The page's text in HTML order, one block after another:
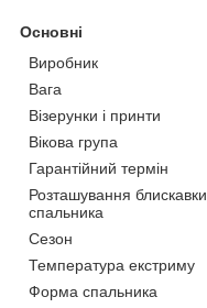
Основні
Виробник
Вага
Візерунки і принти
Вікова група
Гарантійний термін
Розташування блискавки
спальника
Сезон
Температура екстриму
Форма спальника